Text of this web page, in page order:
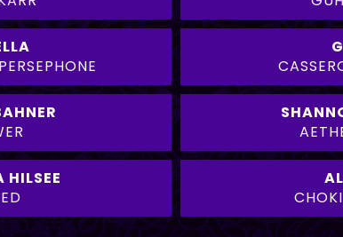
HILSEE